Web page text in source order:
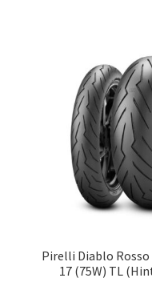
Pirelli Diablo Rosso
17 (75W) TL